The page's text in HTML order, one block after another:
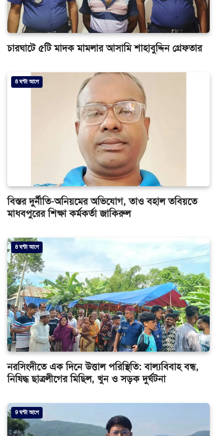
চারঘাটে ৫টি মাদক মামলার আসামি শাহাবুদ্দিন গ্রেফতার
8 ঘন্টা আগে
বিস্তর দুর্নীতি-অনিয়মের অভিযোগ, তাও বহাল তবিয়তে
মাধবপুরের শিক্ষা কর্মকর্তা জাকিরুল
8 ঘন্টা আগে
নরসিংদীতে এক দিনে উত্তাল পরিস্থিতি: বাল্যবিবাহ বন্ধ,
নিষিদ্ধ ছাত্রলীগের মিছিল, খুন ও সড়ক দুর্ঘটনা
9 ঘন্টা আগে